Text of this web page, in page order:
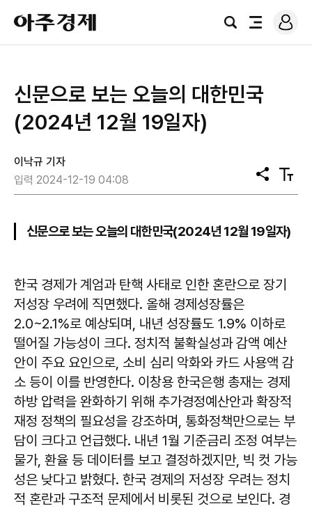
아
주
경
검
전
로
그
신문으로 보는 오늘의 대한민국
(2024년 12월 19일자)
이낙규 기자
입력 2024-12-19 04:08
공
유
텍
스
기
신문으로 보는 오늘의 대한민국(2024년 12월 19일자)
한국 경제가 계엄과 탄핵 사태로 인한 혼란으로 장기
저성장 우려에 직면했다. 올해 경제성장률은
2.0~2.1%로 예상되며, 내년 성장률도 1.9% 이하로
떨어질 가능성이 크다. 정치적 불확실성과 감액 예산
안이 주요 요인으로, 소비 심리 악화와 카드 사용액 감
소 등이 이를 반영한다. 이창용 한국은행 총재는 경제
하방 압력을 완화하기 위해 추가경정예산안과 확장적
재정 정책의 필요성을 강조하며, 통화정책만으로는 부
담이 크다고 언급했다. 내년 1월 기준금리 조정 여부는
물가, 환율 등 데이터를 보고 결정하겠지만, 빅 컷 가능
성은 낮다고 밝혔다. 한국 경제의 저성장 우려는 정치
적 혼란과 구조적 문제에서 비롯된 것으로 보인다. 경